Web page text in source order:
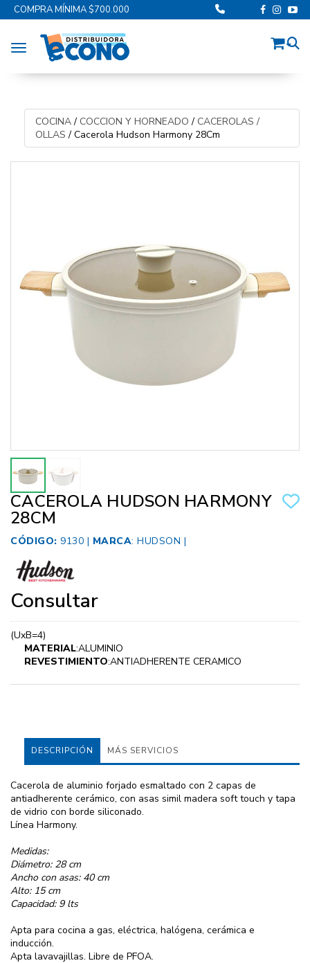
COMPRA MÍNIMA $700.000
Toggle navigation
COCINA/ COCCION Y HORNEADO / CACEROLAS /
OLLAS / Cacerola Hudson Harmony 28Cm
CACEROLA HUDSON HARMONY
28CM
CÓDIGO: 9130 | MARCA: HUDSON |
Consultar
(UxB=4)
MATERIAL:ALUMINIO
REVESTIMIENTO:ANTIADHERENTE CERAMICO
DESCRIPCIÓN MÁS SERVICIOS
Cacerola de aluminio forjado esmaltado con 2 capas de
antiadherente cerámico, con asas simil madera soft touch y tapa
de vidrio con borde siliconado.
Línea Harmony.
Medidas:
Diámetro: 28 cm
Ancho con asas: 40 cm
Alto: 15 cm
Capacidad: 9 lts
Apta para cocina a gas, eléctrica, halógena, cerámica e
inducción.
Apta lavavajillas. Libre de PFOA.